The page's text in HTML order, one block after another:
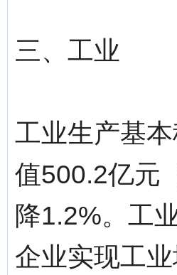
三、工业
工业生产基
值500.2亿元
降1.2%。工
企业实现工